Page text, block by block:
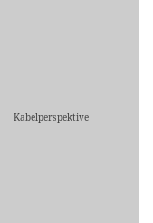
Kabelperspektive